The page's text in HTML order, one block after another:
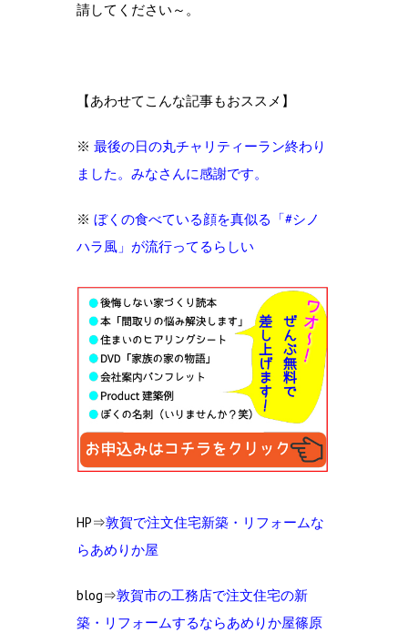
請してください～。
【あわせてこんな記事もおススメ】
※ 最後の日の丸チャリティーラン終わり
ました。みなさんに感謝です。
※ ぼくの食べている顔を真似る「#シノ
ハラ風」が流行ってるらしい
HP⇒敦賀で注文住宅新築・リフォームな
らあめりか屋
blog⇒敦賀市の工務店で注文住宅の新
築・リフォームするならあめりか屋篠原